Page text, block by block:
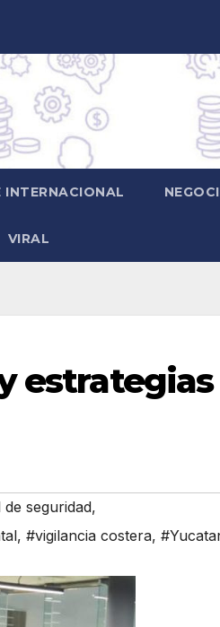
INTERNACIONAL
VIRAL
estrategias
seguridad,
, #vigilancia costera,